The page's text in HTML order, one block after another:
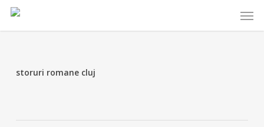
Skip
storuri romane cluj